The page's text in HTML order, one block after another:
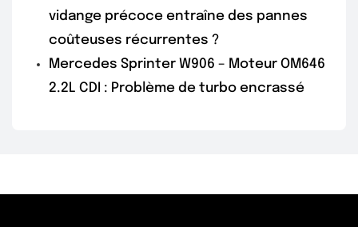
vidange précoce entraîne des pannes
coûteuses récurrentes ?
Mercedes Sprinter W906 – Moteur OM646
2.2L CDI : Problème de turbo encrassé